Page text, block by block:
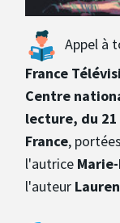
connexion
Appel à
France
Centre
lecture, du
France,
l'autrice
l'auteur